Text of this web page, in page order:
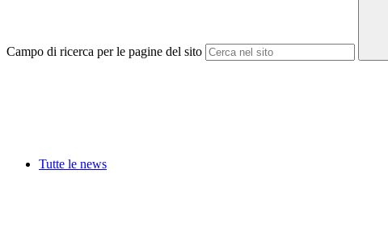
Campo di ricerca per le pagine del sito
Tutte le news